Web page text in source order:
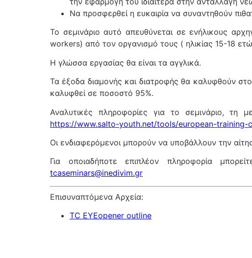
Να προσφερθεί η ευκαιρία να συναντηθούν
Το σεμινάριο αυτό απευθύνεται σε ενήλικους
workers) από τον οργανισμό τους ( ηλικίας 15-18
Η γλώσσα εργασίας θα είναι τα αγγλικά.
Τα έξοδα διαμονής και διατροφής θα καλυφθούν
καλυφθεί σε ποσοστό 95%.
Αναλυτικές πληροφορίες για το σεμινάριο, τη
https://www.salto-youth.net/tools/european-training-
Οι ενδιαφερόμενοι μπορούν να υποβάλλουν την
Για οποιαδήποτε επιπλέον πληροφορία
tcaseminars@inedivim.gr
Επισυναπτόμενα Αρχεία:
TC EYEopener outline